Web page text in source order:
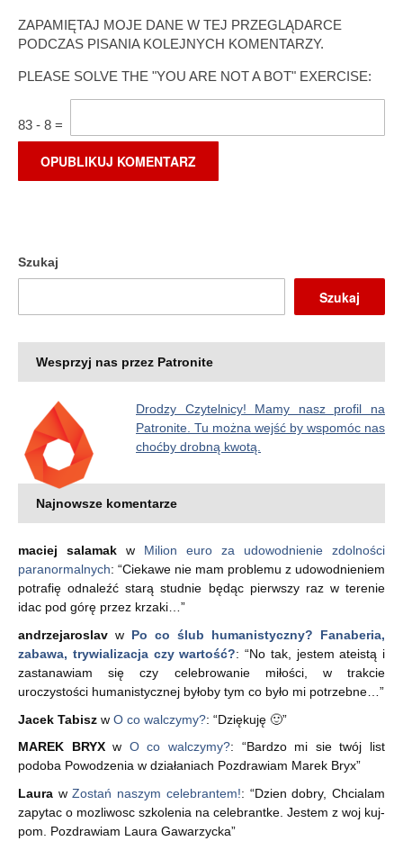
ZAPAMIĘTAJ MOJE DANE W TEJ PRZEGLĄDARCE
PODCZAS PISANIA KOLEJNYCH KOMENTARZY.
PLEASE SOLVE THE "YOU ARE NOT A BOT" EXERCISE:
83 - 8 =
Szukaj
Szukaj
Wesprzyj nas przez Patronite
Drodzy Czytelnicy! Mamy nasz profil na
Patronite. Tu można wejść by wspomóc nas
choćby drobną kwotą.
Najnowsze komentarze
maciej salamak w Milion euro za udowodnienie zdolności
paranormalnych: “Ciekawe nie mam problemu z udowodnieniem
potrafię odnaleźć starą studnie będąc pierwszy raz w terenie
idac pod górę przez krzaki… ”
andrzejaroslav w Po co ślub humanistyczny? Fanaberia,
zabawa, trywializacja czy wartość?: “No tak, jestem ateistą i
zastanawiam się czy celebrowanie miłości, w trakcie
uroczystości humanistycznej byłoby tym co było mi potrzebne… ”
Jacek Tabisz w O co walczymy?: “Dziękuję 🙂”
MAREK BRYXw O co walczymy?: “Bardzo mi sie twój list
podoba Powodzenia w działaniach Pozdrawiam Marek Bryx”
Laura wZostań naszym celebrantem!: “Dzien dobry, Chcialam
zapytac o mozliwosc szkolenia na celebrantke. Jestem z woj kuj-
pom. Pozdrawiam Laura Gawarzycka”